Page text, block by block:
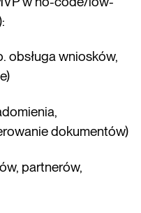
obsługa wniosków,
dokumentów)
partnerów,